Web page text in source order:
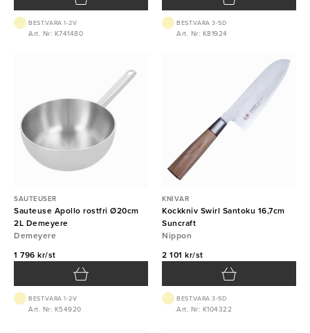
BEST.VARA 1-2V
Art. Nr: K741480
BEST.VARA 3-5D
Art. Nr: K81924
SAUTEUSER
Sauteuse Apollo rostfri Ø20cm
2L Demeyere
Demeyere
1 796 kr/st
BEST.VARA 1-2V
Art. Nr: K54920
KNIVAR
Kockkniv Swirl Santoku 16,7cm
Suncraft
Nippon
2 101 kr/st
BEST.VARA 3-5D
Art. Nr: K104322